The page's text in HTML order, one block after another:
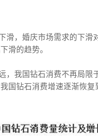
滑，婚庆市场需求的下滑
滑的趋势。
，我国钻石消费不再局限
国钻石消费增速逐渐恢